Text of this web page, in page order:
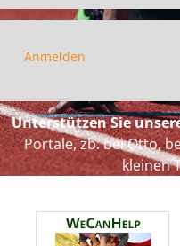
Anmelden
Unterstützen Sie
Portale, zb. bei Otto,
kleinen